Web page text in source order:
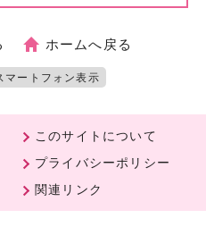
ホームへ戻る
マートフォン表示
このサイトについて
プライバシーポリシー
関連リンク